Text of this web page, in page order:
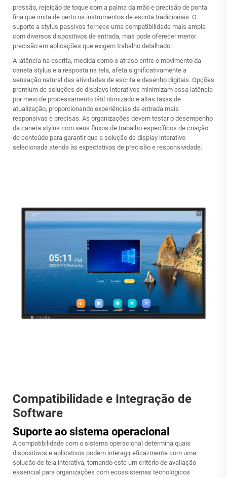
pressão, rejeição de toque com a palma da mão e precisão de ponta
fina que imita de perto os instrumentos de escrita tradicionais. O
suporte a stylus passivos fornece uma compatibilidade mais ampla
com diversos dispositivos de entrada, mas pode oferecer menor
precisão em aplicações que exigem trabalho detalhado.
A latência na escrita, medida como o atraso entre o movimento da
caneta stylus e a resposta na tela, afeta significativamente a
sensação natural das atividades de escrita e desenho digitais. Opções
premium de soluções de displays interativos minimizam essa latência
por meio de processamento tátil otimizado e altas taxas de
atualização, proporcionando experiências de entrada mais
responsivas e precisas. As organizações devem testar o desempenho
da caneta stylus com seus fluxos de trabalho específicos de criação
de conteúdo para garantir que a solução de display interativo
selecionada atenda às expectativas de precisão e responsividade.
Compatibilidade e Integração de
Software
Suporte ao sistema operacional
A compatibilidade com o sistema operacional determina quais
dispositivos e aplicativos podem interagir eficazmente com uma
solução de tela interativa, tornando este um critério de avaliação
essencial para organizações com ecossistemas tecnológicos